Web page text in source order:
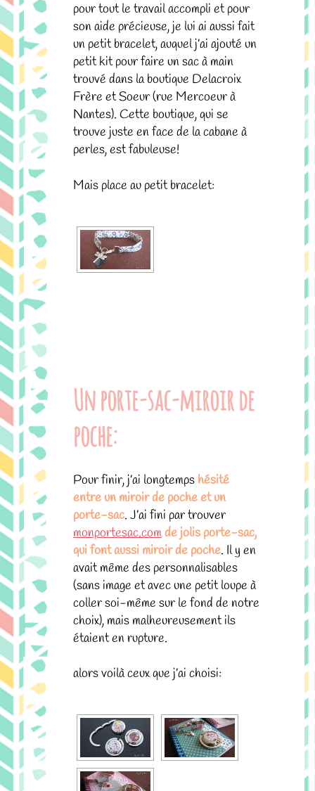
pour tout le travail accompli et pour
son aide précieuse, je lui ai aussi fait
un petit bracelet, auquel j’ai ajouté un
petit kit pour faire un sac à main
trouvé dans la boutique Delacroix
Frère et Soeur (rue Mercoeur à
Nantes). Cette boutique, qui se
trouve juste en face de la cabane à
perles, est fabuleuse!
Mais place au petit bracelet:
Un porte-sac-miroir de
poche:
Pour finir, j’ai longtemps hésité
entre un miroir de poche et un
porte-sac. J’ai fini par trouver
monportesac.comde jolis porte-sac,
qui font aussi miroir de poche. Il y en
avait même des personnalisables
(sans image et avec une petit loupe à
coller soi-même sur le fond de notre
choix), mais malheureusement ils
étaient en rupture.
alors voilà ceux que j’ai choisi: